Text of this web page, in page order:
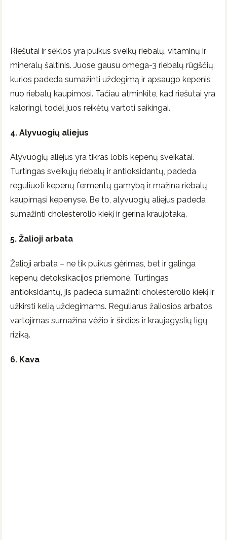
Riešutai ir sėklos yra puikus sveikų riebalų, vitaminų ir
mineralų šaltinis. Juose gausu omega-3 riebalų rūgščių,
kurios padeda sumažinti uždegimą ir apsaugo kepenis
nuo riebalų kaupimosi. Tačiau atminkite, kad riešutai yra
kaloringi, todėl juos reikėtų vartoti saikingai.
4. Alyvuogių aliejus
Alyvuogių aliejus yra tikras lobis kepenų sveikatai.
Turtingas sveikųjų riebalų ir antioksidantų, padeda
reguliuoti kepenų fermentų gamybą ir mažina riebalų
kaupimąsi kepenyse. Be to, alyvuogių aliejus padeda
sumažinti cholesterolio kiekį ir gerina kraujotaką.
5. Žalioji arbata
Žalioji arbata – ne tik puikus gėrimas, bet ir galinga
kepenų detoksikacijos priemonė. Turtingas
antioksidantų, jis padeda sumažinti cholesterolio kiekį ir
užkirsti kelią uždegimams. Reguliarus žaliosios arbatos
vartojimas sumažina vėžio ir širdies ir kraujagyslių ligų
riziką.
6. Kava